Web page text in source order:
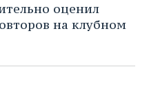
оценил
на клубном